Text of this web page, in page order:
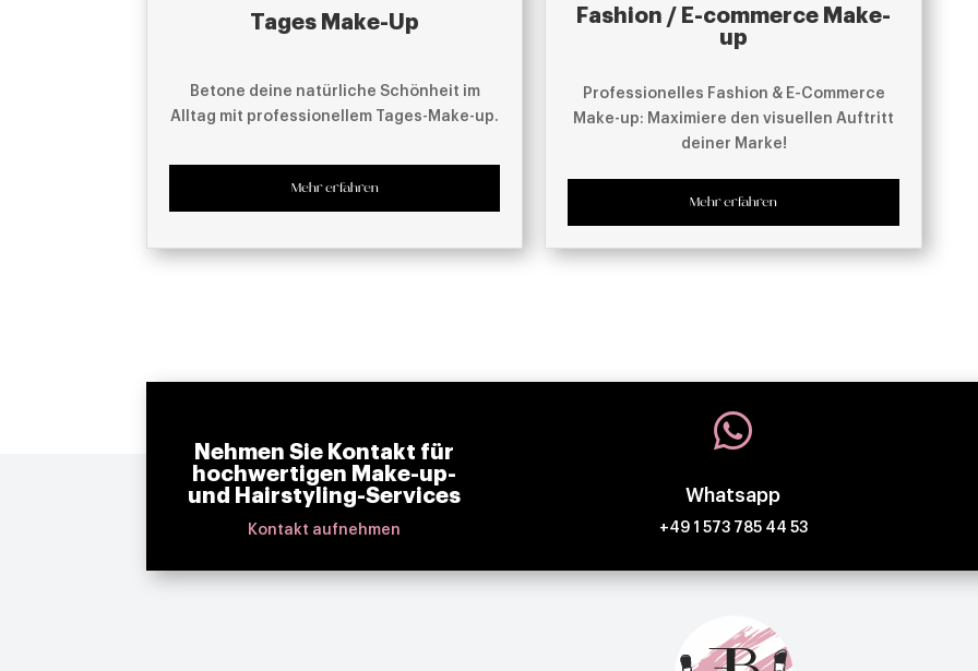
Tages Make-Up
Betone deine natürliche Schönheit im
Alltag mit professionellem Tages-Make-up.
Mehr erfahren
Fashion / E-commerce Make-
up
Professionelles Fashion & E-Commerce
Make-up: Maximiere den visuellen Auftritt
deiner Marke!
Mehr erfahren
Nehmen Sie Kontakt für
hochwertigen Make-up-
und Hairstyling-Services
Kontakt aufnehmen

Whatsapp
+49 1 573 785 44 53